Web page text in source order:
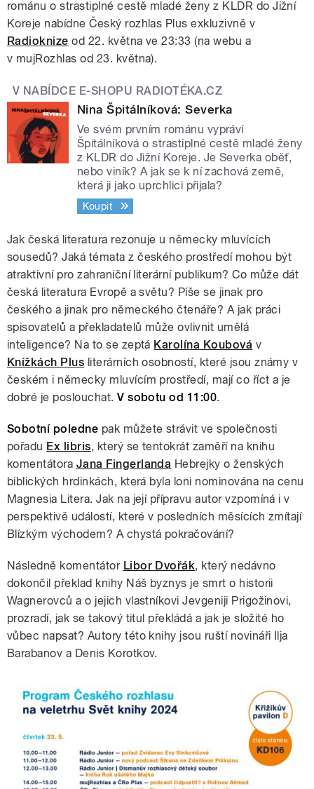
románu o strastiplné cestě mladé ženy z KLDR do Jižní
Koreje nabídne Český rozhlas Plus exkluzivně v
Radioknize od 22. května ve 23:33 (na webu a
v mujRozhlas od 23. května).
V NABÍDCE E-SHOPU RADIOTÉKA.CZ
Nina Špitálníková: Severka
Ve svém prvním románu vypráví
Špitálníková o strastiplné cestě mladé ženy
z KLDR do Jižní Koreje. Je Severka oběť,
nebo viník? A jak se k ní zachová země,
která ji jako uprchlici přijala?
Koupit
Jak česká literatura rezonuje u německy mluvících
sousedů? Jaká témata z českého prostředí mohou být
atraktivní pro zahraniční literární publikum? Co může dát
česká literatura Evropě a světu? Píše se jinak pro
českého a jinak pro německého čtenáře? A jak práci
spisovatelů a překladatelů může ovlivnit umělá
inteligence? Na to se zeptá Karolína Koubová v
Knížkách Plus literárních osobností, které jsou známy v
českém i německy mluvícím prostředí, mají co říct a je
dobré je poslouchat.V sobotu od 11:00.
Sobotní poledne pak můžete strávit ve společnosti
pořadu Ex libris, který se tentokrát zaměří na knihu
komentátora Jana Fingerlanda Hebrejky o ženských
biblických hrdinkách, která byla loni nominována na cenu
Magnesia Litera. Jak na její přípravu autor vzpomíná i v
perspektivě událostí, které v posledních měsících zmítají
Blízkým východem? A chystá pokračování?
Následně komentátor Libor Dvořák, který nedávno
dokončil překlad knihy Náš byznys je smrt o historii
Wagnerovců a o jejich vlastníkovi Jevgeniji Prigožinovi,
prozradí, jak se takový titul překládá a jak je složité ho
vůbec napsat? Autory této knihy jsou ruští novináři Ilja
Barabanov a Denis Korotkov.